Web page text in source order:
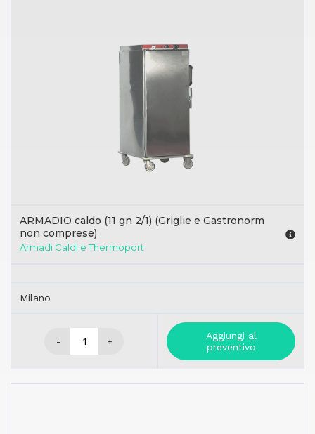
ARMADIO caldo (11 gn 2/1) (Griglie e Gastronorm
non comprese)
Armadi Caldi e Thermoport
Milano
- +
Aggiungi al
preventivo